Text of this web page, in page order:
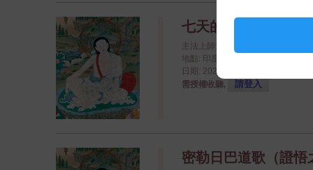
七天的密勒日巴閉關
主法上師: 八蚌智慧林資深喇嘛
地點: 印度喜瑪洽爾邦八蚌智慧林
日期: 2023/11/27 - 2023/12/03
需授權收聽,
請登入
密勒日巴道歌（證悟